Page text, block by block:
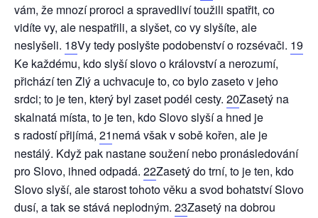
vám, že mnozí proroci a spravedliví toužili spatřit, co
vidíte vy, ale nespatřili, a slyšet, co vy slyšíte, ale
neslyšeli. 18Vy tedy poslyšte podobenství o rozsévači. 19
Ke každému, kdo slyší slovo o království a nerozumí,
přichází ten Zlý a uchvacuje to, co bylo zaseto v jeho
srdci; to je ten, který byl zaset podél cesty. 20Zasetý na
skalnatá místa, to je ten, kdo Slovo slyší a hned je
s radostí přijímá, 21nemá však v sobě kořen, ale je
nestálý. Když pak nastane soužení nebo pronásledování
pro Slovo, ihned odpadá. 22Zasetý do trní, to je ten, kdo
Slovo slyší, ale starost tohoto věku a svod bohatství Slovo
dusí, a tak se stává neplodným. 23Zasetý na dobrou